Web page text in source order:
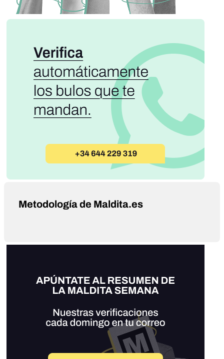
Metodología de Maldita.es